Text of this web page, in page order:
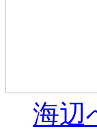
海辺